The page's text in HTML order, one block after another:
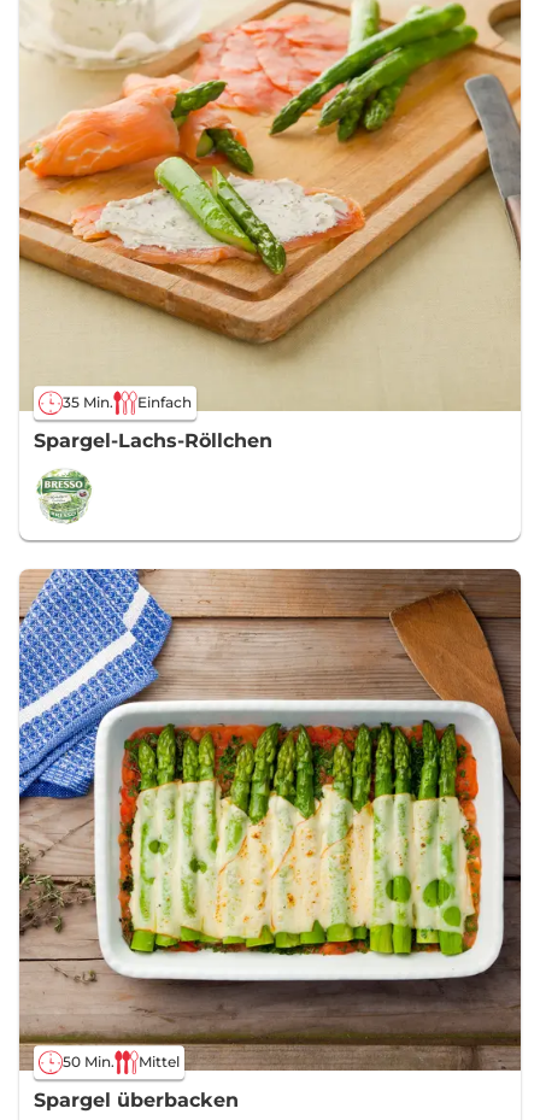
35 Min. Einfach
Spargel-Lachs-Röllchen
50 Min. Mittel
Spargel überbacken